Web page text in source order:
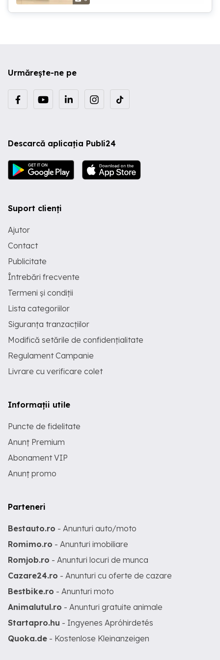
etc.
Urmărește-ne pe
Descarcă aplicația Publi24
Suport clienți
Ajutor
Contact
Publicitate
Întrebări frecvente
Termeni și condiții
Lista categoriilor
Siguranța tranzacțiilor
Modifică setările de confidențialitate
Regulament Campanie
Livrare cu verificare colet
Informații utile
Puncte de fidelitate
Anunț Premium
Abonament VIP
Anunț promo
Parteneri
Bestauto.ro - Anunturi auto/moto
Romimo.ro - Anunturi imobiliare
Romjob.ro - Anunturi locuri de munca
Cazare24.ro - Anunturi cu oferte de cazare
Bestbike.ro - Anunturi moto
Animalutul.ro - Anunturi gratuite animale
Startapro.hu - Ingyenes Apróhirdetés
Quoka.de - Kostenlose Kleinanzeigen